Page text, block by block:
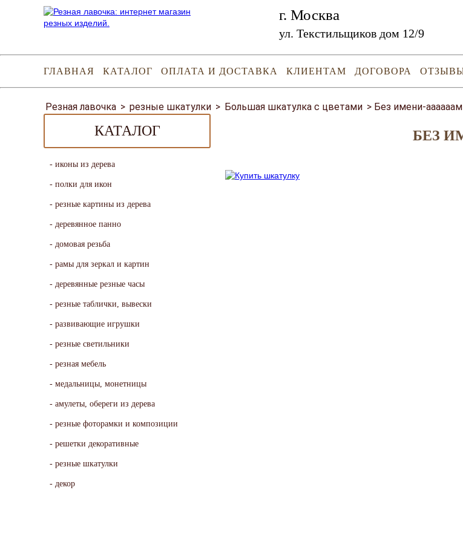
г. Москва
ул. Текстильщиков дом 12/9
ГЛАВНАЯ КАТАЛОГ ОПЛАТА И ДОСТАВКА КЛИЕНТАМ ДОГОВОРА
Резная лавочка > резные шкатулки > Большая шкатулка с цветами > Без имени-аааааам
БЕЗ
КАТАЛОГ
иконы из дерева
полки для икон
резные картины из дерева
деревянное панно
домовая резьба
рамы для зеркал и картин
деревянные резные часы
резные таблички, вывески
развивающие игрушки
резные светильники
резная мебель
медальницы, монетницы
амулеты, обереги из дерева
резные фоторамки и композиции
решетки декоративные
резные шкатулки
декор